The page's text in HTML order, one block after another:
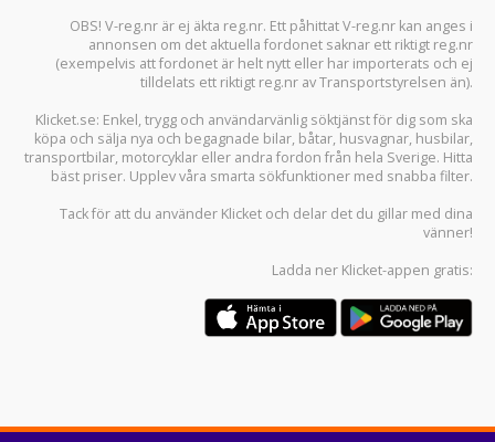
OBS! V-reg.nr är ej äkta reg.nr. Ett påhittat V-reg.nr kan anges i
annonsen om det aktuella fordonet saknar ett riktigt reg.nr
(exempelvis att fordonet är helt nytt eller har importerats och ej
tilldelats ett riktigt reg.nr av Transportstyrelsen än).
Klicket.se: Enkel, trygg och användarvänlig söktjänst för dig som ska
köpa och sälja nya och begagnade bilar, båtar, husvagnar, husbilar,
transportbilar, motorcyklar eller andra fordon från hela Sverige. Hitta
bäst priser. Upplev våra smarta sökfunktioner med snabba filter.
Tack för att du använder Klicket och delar det du gillar med dina
vänner!
Ladda ner Klicket-appen gratis: